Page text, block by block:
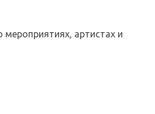
мероприятиях, артистах и